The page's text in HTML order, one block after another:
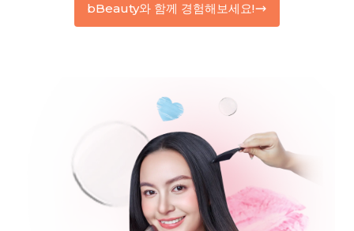
bBeauty와 함께 경험해보세요!